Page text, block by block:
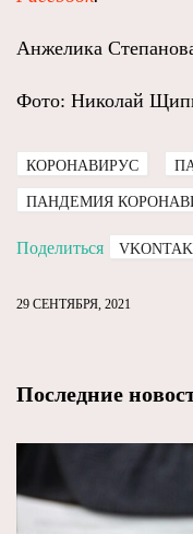
Анжелика
Фото: Николай
КОРОНАВИРУС
ПАНДЕМИЯ
Поделиться
29 СЕНТЯБРЯ, 2021
Последние